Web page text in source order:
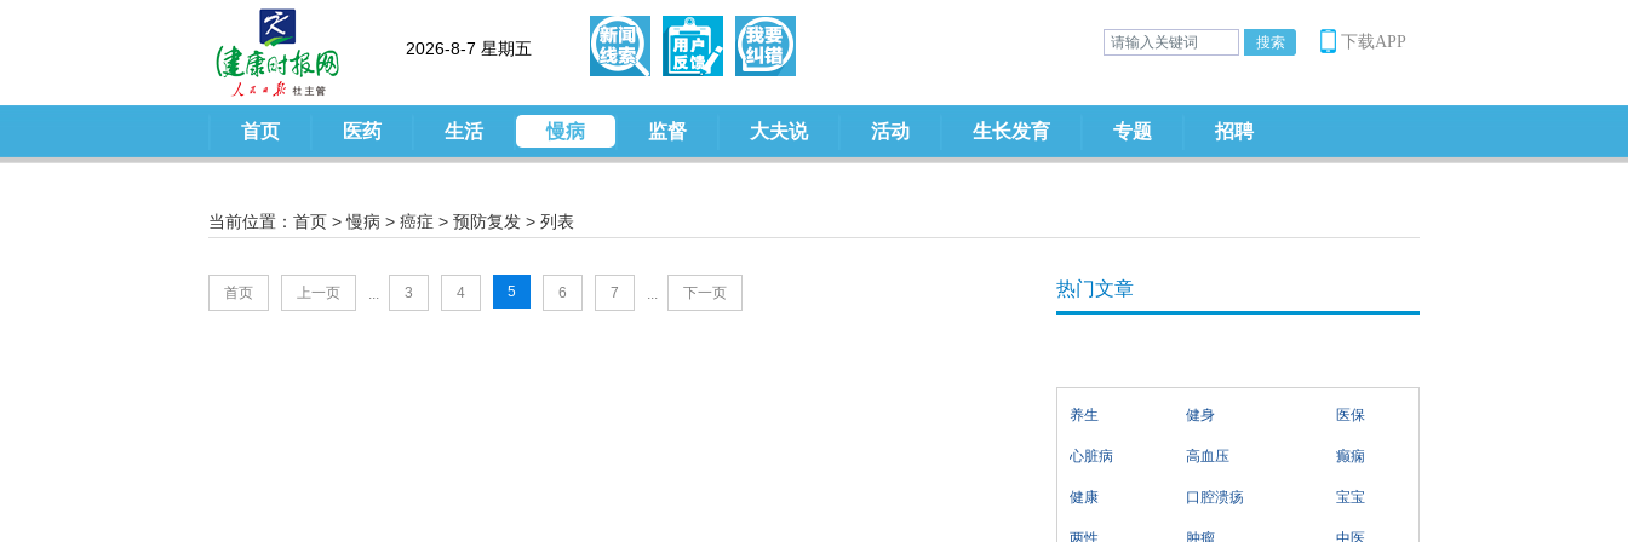
2026-8-7 星期五 下载APP
首页 医药 生活 慢病 监督 大夫说 活动 生长发育 专题 招聘
当前位置： 首页 > 慢病 > 癌症 > 预防复发 > 列表
首页 上一页 ... 3 4 5 6 7 ... 下一页 热门文章
养生 健身 医保
心脏病 高血压 癫痫
健康 口腔溃疡 宝宝
两性 肿瘤 中医